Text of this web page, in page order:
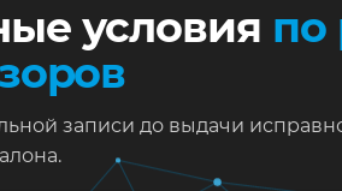
условия по
записи до выдачи